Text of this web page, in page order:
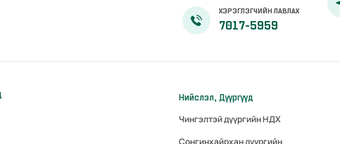
ХЭРЭГЛЭГЧИЙН ЛАВЛАХ
7017-5959
Нийслэл, Дүүргүүд
Чингэлтэй дүүргийн НДХ